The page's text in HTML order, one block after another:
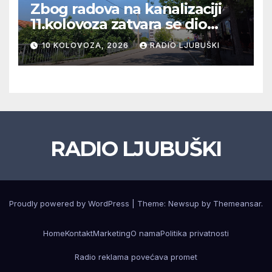
Zbog radova na kanalizaciji
11.kolovoza zatvara se dio
ulice Petra Barbarića
10 KOLOVOZA, 2026 RADIO LJUBUŠKI
RADIO LJUBUŠKI
Proudly powered by WordPress Theme: Newsup by Themeansar.
HomeKontaktMarketingO namaPolitika privatnosti
Radio reklama povećava promet